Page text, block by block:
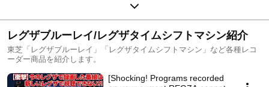
レグザブルーレイ/レグザタイムシフトマシン紹介
東芝「レグザブルーレイ」「レグザタイムシフトマシン」など各種レコ
ーダー商品を紹介します。
[Shocking! Programs recorded